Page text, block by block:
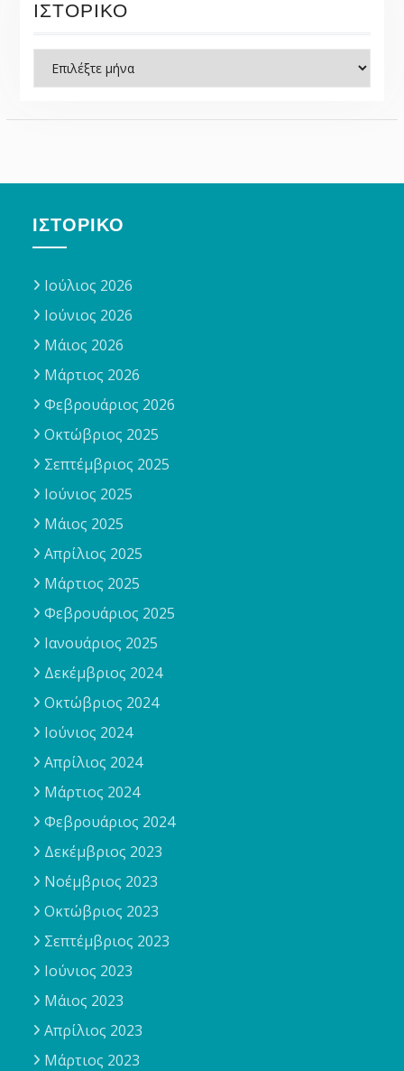
ΙΣΤΟΡΙΚΌ
Ιστορικό
ΙΣΤΟΡΙΚΌ
Ιούλιος 2026
Ιούνιος 2026
Μάιος 2026
Μάρτιος 2026
Φεβρουάριος 2026
Οκτώβριος 2025
Σεπτέμβριος 2025
Ιούνιος 2025
Μάιος 2025
Απρίλιος 2025
Μάρτιος 2025
Φεβρουάριος 2025
Ιανουάριος 2025
Δεκέμβριος 2024
Οκτώβριος 2024
Ιούνιος 2024
Απρίλιος 2024
Μάρτιος 2024
Φεβρουάριος 2024
Δεκέμβριος 2023
Νοέμβριος 2023
Οκτώβριος 2023
Σεπτέμβριος 2023
Ιούνιος 2023
Μάιος 2023
Απρίλιος 2023
Μάρτιος 2023